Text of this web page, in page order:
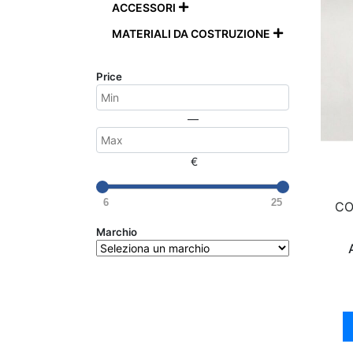
ACCESSORI 
MATERIALI DA COSTRUZIONE 
Price
—
€
6 25
Marchio